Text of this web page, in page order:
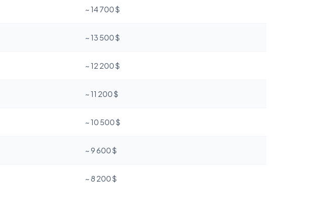
~ 14 700 $
~ 13 500 $
~ 12 200 $
~ 11 200 $
~ 10 500 $
~ 9 600 $
~ 8 200 $